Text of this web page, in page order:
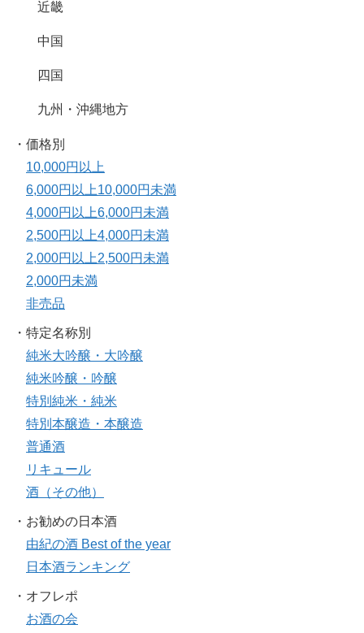
近畿
中国
四国
九州・沖縄地方
・価格別
10,000円以上
6,000円以上10,000円未満
4,000円以上6,000円未満
2,500円以上4,000円未満
2,000円以上2,500円未満
2,000円未満
非売品
・特定名称別
純米大吟醸・大吟醸
純米吟醸・吟醸
特別純米・純米
特別本醸造・本醸造
普通酒
リキュール
酒（その他）
・お勧めの日本酒
由紀の酒 Best of the year
日本酒ランキング
・オフレポ
お酒の会